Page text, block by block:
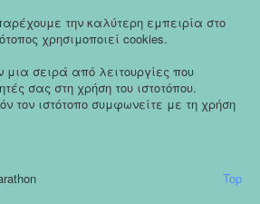
την καλύτερη εμπειρία στο
χρησιμοποιεί cookies.
μια σειρά από λειτουργίες που
σας στη χρήση του ιστοτόπου.
τον ιστότοπο συμφωνείτε με τη χρήση
Top